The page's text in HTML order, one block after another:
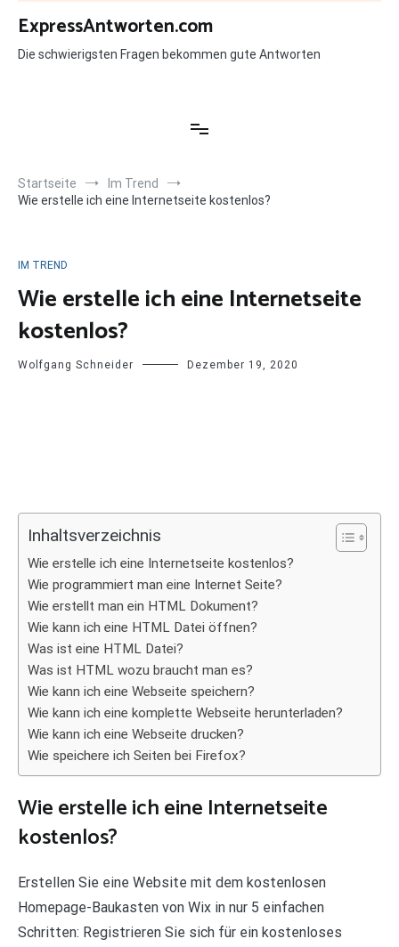
Zum
Inhalt
springen
ExpressAntworten.com
Die schwierigsten Fragen bekommen gute Antworten
Startseite
Im Trend
Wie erstelle ich eine Internetseite kostenlos?
IM TREND
Wie erstelle ich eine Internetseite
kostenlos?
Wolfgang Schneider Dezember 19, 2020
Inhaltsverzeichnis
Wie erstelle ich eine Internetseite kostenlos?
Wie programmiert man eine Internet Seite?
Wie erstellt man ein HTML Dokument?
Wie kann ich eine HTML Datei öffnen?
Was ist eine HTML Datei?
Was ist HTML wozu braucht man es?
Wie kann ich eine Webseite speichern?
Wie kann ich eine komplette Webseite herunterladen?
Wie kann ich eine Webseite drucken?
Wie speichere ich Seiten bei Firefox?
Wie erstelle ich eine Internetseite
kostenlos?
Erstellen Sie eine Website mit dem kostenlosen
Homepage-Baukasten von Wix in nur 5 einfachen
Schritten: Registrieren Sie sich für ein kostenloses